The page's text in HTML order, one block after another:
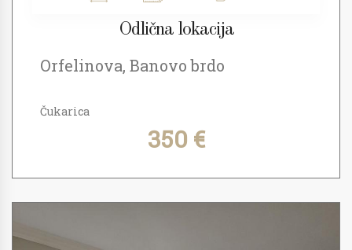
Odlična lokacija
Orfelinova, Banovo brdo
Čukarica
350 €